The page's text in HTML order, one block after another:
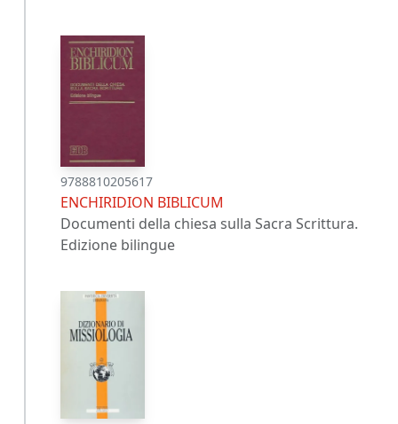
9788810205617
ENCHIRIDION BIBLICUM
Documenti della chiesa sulla Sacra Scrittura.
Edizione bilingue